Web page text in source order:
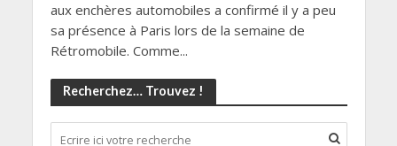
aux enchères automobiles a confirmé il y a peu
sa présence à Paris lors de la semaine de
Rétromobile. Comme...
Recherchez… Trouvez !